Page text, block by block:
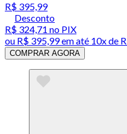
R$ 395,99
Desconto
R$ 324,71 no PIX
ou R$ 395,99em até 10x de
COMPRAR AGORA